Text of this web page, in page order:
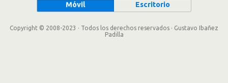
Móvil Escritorio
Copyright © 2008-2023 · Todos los derechos reservados · Gustavo Ibañez
Padilla